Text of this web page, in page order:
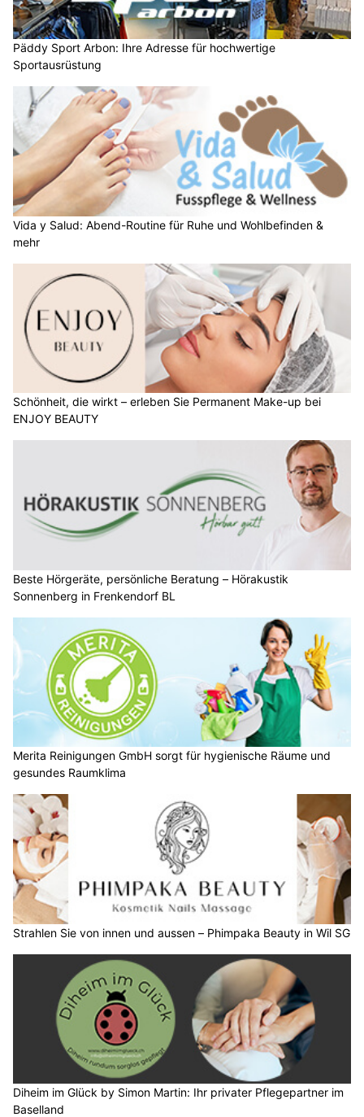
Päddy Sport Arbon: Ihre Adresse für hochwertige
Sportausrüstung
Vida y Salud: Abend-Routine für Ruhe und Wohlbefinden &
mehr
Schönheit, die wirkt – erleben Sie Permanent Make-up bei
ENJOY BEAUTY
Beste Hörgeräte, persönliche Beratung – Hörakustik
Sonnenberg in Frenkendorf BL
Merita Reinigungen GmbH sorgt für hygienische Räume und
gesundes Raumklima
Strahlen Sie von innen und aussen – Phimpaka Beauty in Wil SG
Diheim im Glück by Simon Martin: Ihr privater Pflegepartner im
Baselland